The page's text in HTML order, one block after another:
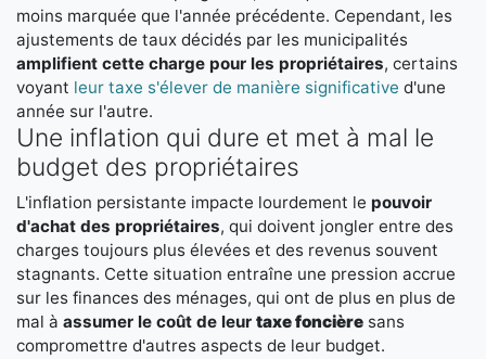
moins marquée que l'année précédente. Cependant, les
ajustements de taux décidés par les municipalités
amplifient cette charge pour les propriétaires, certains
voyant leur taxe s'élever de manière significative d'une
année sur l'autre.
Une inflation qui dure et met à mal le
budget des propriétaires
L'inflation persistante impacte lourdement le pouvoir
d'achat des propriétaires, qui doivent jongler entre des
charges toujours plus élevées et des revenus souvent
stagnants. Cette situation entraîne une pression accrue
sur les finances des ménages, qui ont de plus en plus de
mal à assumer le coût de leur taxe foncière sans
compromettre d'autres aspects de leur budget.